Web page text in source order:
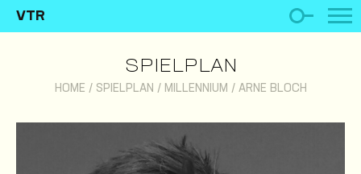
VTR
SPIELPLAN
HOME / SPIELPLAN / MILLENNIUM / ARNE BLOCH